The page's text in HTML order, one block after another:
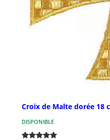
Croix de Malte dorée 18
DISPONIBLE